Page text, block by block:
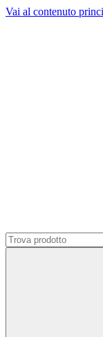
Vai al contenuto